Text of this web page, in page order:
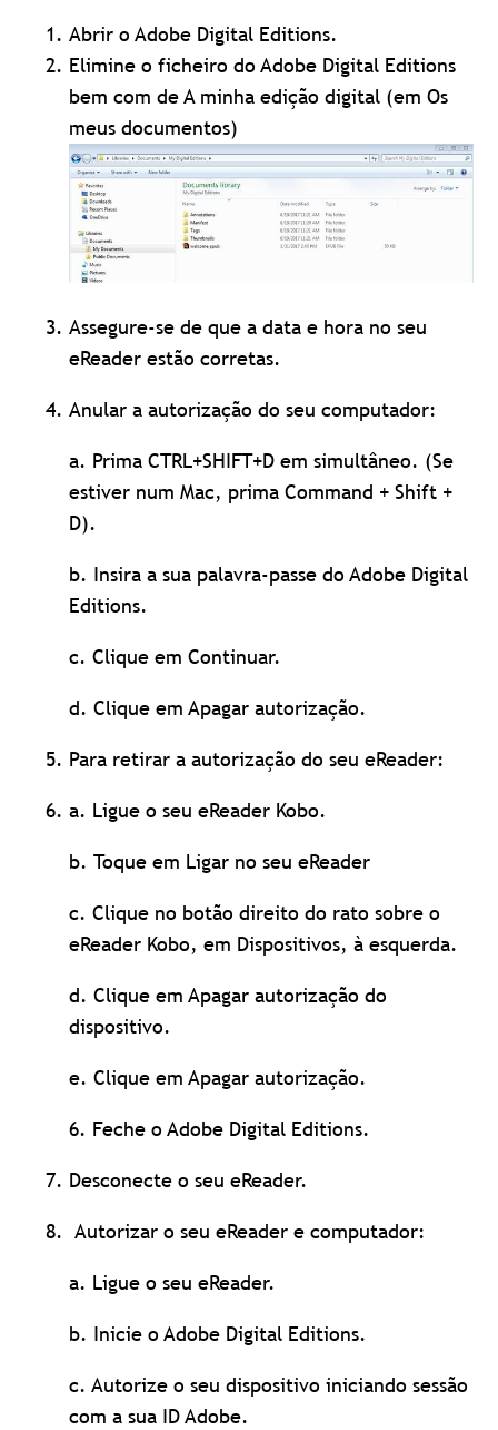
Abrir o Adobe Digital Editions.
Elimine o ficheiro do Adobe Digital Editions
bem com de A minha edição digital (em Os
meus documentos)
Assegure-se de que a data e hora no seu
eReader estão corretas.
Anular a autorização do seu computador:
a. Prima CTRL+SHIFT+D em simultâneo. (Se
estiver num Mac, prima Command + Shift +
D).
b. Insira a sua palavra-passe do Adobe Digital
Editions.
c. Clique em Continuar.
d. Clique em Apagar autorização.
Para retirar a autorização do seu eReader:
a. Ligue o seu eReader Kobo.
b. Toque em Ligar no seu eReader
c. Clique no botão direito do rato sobre o
eReader Kobo, em Dispositivos, à esquerda.
d. Clique em Apagar autorização do
dispositivo.
e. Clique em Apagar autorização.
6. Feche o Adobe Digital Editions.
Desconecte o seu eReader.
Autorizar o seu eReader e computador:
a. Ligue o seu eReader.
b. Inicie o Adobe Digital Editions.
c. Autorize o seu dispositivo iniciando sessão
com a sua ID Adobe.